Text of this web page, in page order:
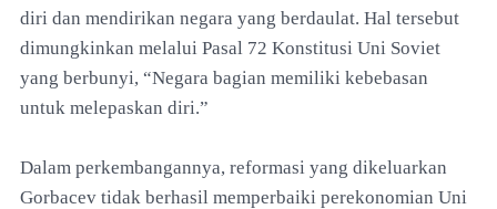
diri dan mendirikan negara yang berdaulat. Hal tersebut
dimungkinkan melalui Pasal 72 Konstitusi Uni Soviet
yang berbunyi, “Negara bagian memiliki kebebasan
untuk melepaskan diri.”
Dalam perkembangannya, reformasi yang dikeluarkan
Gorbacev tidak berhasil memperbaiki perekonomian Uni